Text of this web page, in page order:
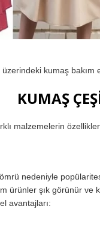
kumaş bakım
KUMAŞ
malzemelerin
nedeniyle
ürünler şık görünür ve
avantajları: